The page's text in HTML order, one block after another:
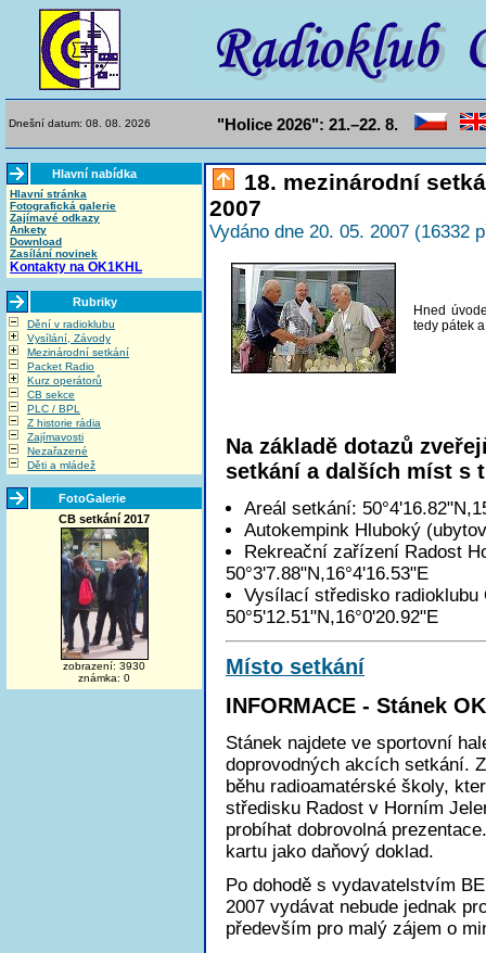
Dnešní datum: 08. 08. 2026 "Holice 2026": 21.–22. 8.
Hlavní nabídka
Hlavní stránka
Fotografická galerie
Zajímavé odkazy
Ankety
Download
Zasílání novinek
Kontakty na OK1KHL
Rubriky
Dění v radioklubu
Vysílání, Závody
Mezinárodní setkání
Packet Radio
Kurz operátorů
CB sekce
PLC / BPL
Z historie rádia
Zajímavosti
Nezařazené
Děti a mládež
FotoGalerie
CB setkání 2017
zobrazení: 3930
známka: 0
18. mezinárodní
2007
Vydáno dne 20. 05. 2007 (16332
Hned
tedy pátek
Na základě dotazů
setkání a dalších míst s
Areál setkání:
Autokempink Hluboký
Rekreační zařízení Radost
50°3'7.88"N,16°4'16.53"E
Vysílací středisko radioklubu
50°5'12.51"N,16°0'20.92"E
Místo setkání
INFORMACE - Stánek
Stánek najdete ve sportovní
doprovodných akcích setkání.
běhu radioamatérské školy,
středisku Radost v Horním
probíhat dobrovolná
kartu jako daňový doklad.
Po dohodě s vydavatelstvím
2007 vydávat nebude jednak
především pro malý zájem o